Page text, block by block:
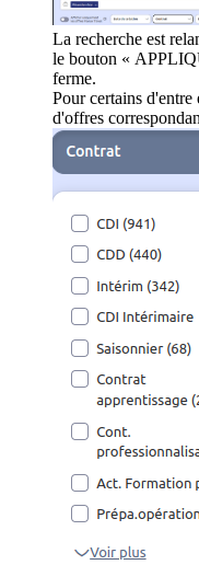
La recherche est
le bouton «
ferme.
Pour certains
d'offres